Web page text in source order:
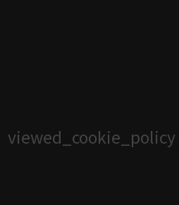
viewed_cookie_policy